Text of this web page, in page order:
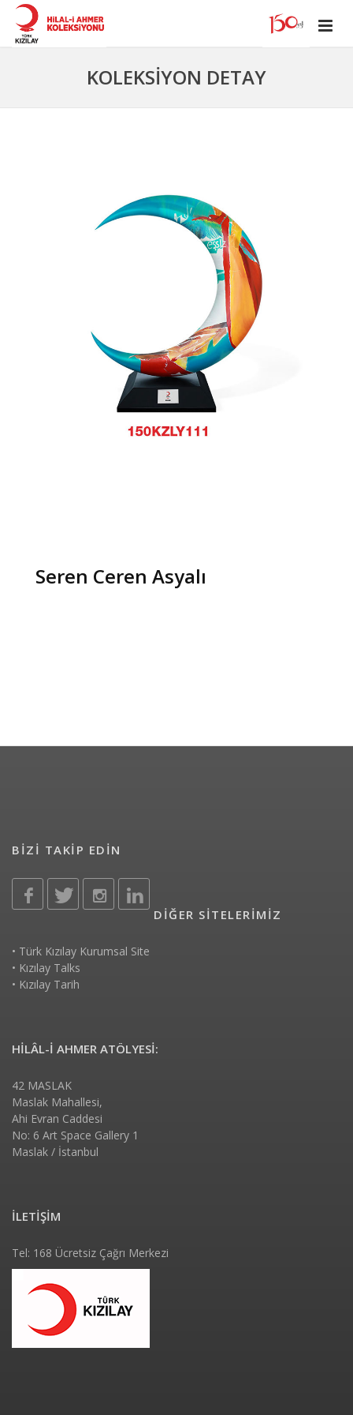
KOLEKSİYON DETAY
Seren Ceren Asyalı
BİZİ TAKİP EDİN
DİĞER SİTELERİMİZ
• Türk Kızılay Kurumsal Site
• Kızılay Talks
• Kızılay Tarih
HİLÂL-İ AHMER ATÖLYESİ:
42 MASLAK
Maslak Mahallesi,
Ahi Evran Caddesi
No: 6 Art Space Gallery 1
Maslak / İstanbul
İLETİŞİM
Tel: 168 Ücretsiz Çağrı Merkezi